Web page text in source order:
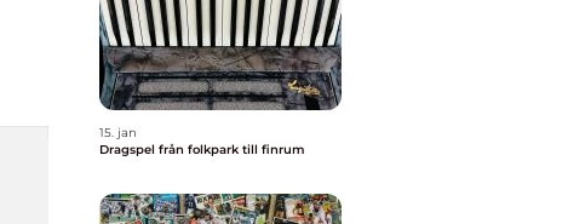
15. jan
Dragspel från folkpark till finrum